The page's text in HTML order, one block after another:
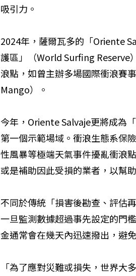
吸引力。
2024年，薩爾瓦多的「Oriente
護區」（World Surfing Reserve
浪點，如曾主辦多場國際衝浪賽
Mango）。
今年，Oriente Salvaje更將成為
第一個示範場域。衝浪生態系保
性風暴等極端天氣事件擾亂衝浪
或是補助因此受損的業者，以幫
不同於傳統「損害後勘查、評估
一旦監測數據超過事先設定的門
金通常會在幾天內迅速撥出，避
「為了應對災難或損失，世界大